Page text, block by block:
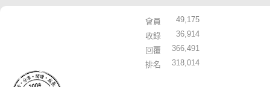
會員
49,175
收錄
36,914
回覆
366,491
排名
318,014